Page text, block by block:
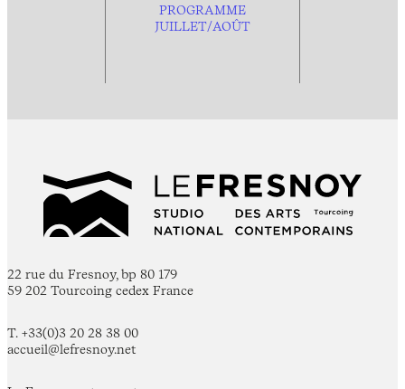
PROGRAMME
JUILLET/AOÛT
22 rue du Fresnoy, bp 80 179
59 202 Tourcoing cedex France
T. +33(0)3 20 28 38 00
accueil@lefresnoy.net